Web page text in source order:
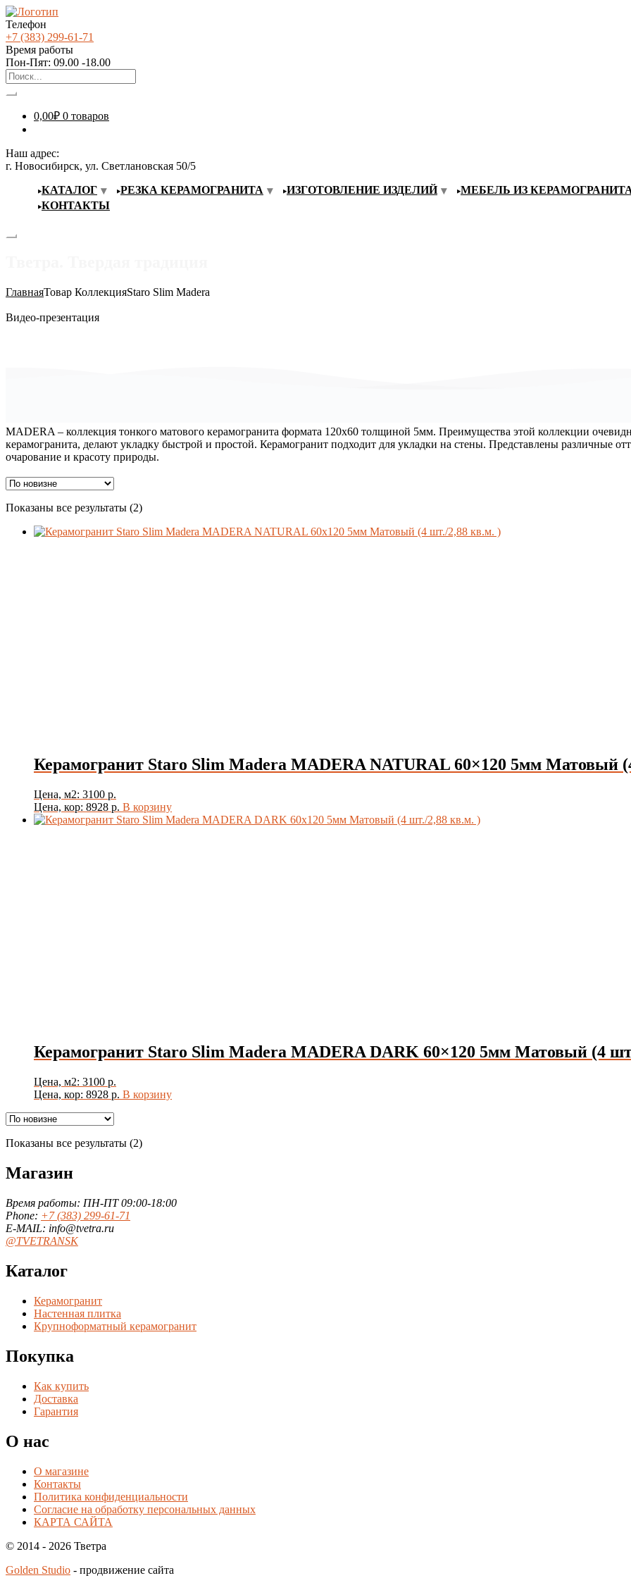
Телефон
+7 (383) 299-61-71
Время работы
Пон-Пят: 09.00 -18.00
0,00₽ 0 товаров
Наш адрес:
г. Новосибирск, ул. Светлановская 50/5
КАТАЛОГ
РЕЗКА КЕРАМОГРАНИТА ИЗГОТОВЛЕНИЕ ИЗДЕЛИЙ МЕБЕЛЬ ИЗ
КОНТАКТЫ
ГлавнаяТовар КоллекцияStaro Slim Madera
Видео-презентация
MADERA – коллекция тонкого матового керамогранита формата 120х60 толщиной 5мм. Преимущества этой коллекции
керамогранита, делают укладку быстрой и простой. Керамогранит подходит для укладки на стены. Представлены различные
очарование и красоту природы.
Товар Толщина Плитки
Показаны все результаты (2)Сортировка:
недавние
Керамогранит Staro Slim Madera MADERA NATURAL 60×120 5мм Матовый
Цена, м2: 3100 р.
Цена, кор: 8928 р. В корзину
Керамогранит Staro Slim Madera MADERA DARK 60×120 5мм Матовый (4
Цена, м2: 3100 р.
Цена, кор: 8928 р. В корзину
Показаны все результаты (2)Сортировка:
Магазин
Время работы: ПН-ПТ 09:00-18:00
Phone: +7 (383) 299-61-71
E-MAIL: info@tvetra.ru
@TVETRANSK
Каталог
Керамогранит
Настенная плитка
Крупноформатный керамогранит
Покупка
Как купить
Доставка
Гарантия
О нас
О магазине
Контакты
Политика конфиденциальности
Согласие на обработку персональных данных
КАРТА САЙТА
© 2014 - 2026 Тветра
Golden Studio - продвижение сайта